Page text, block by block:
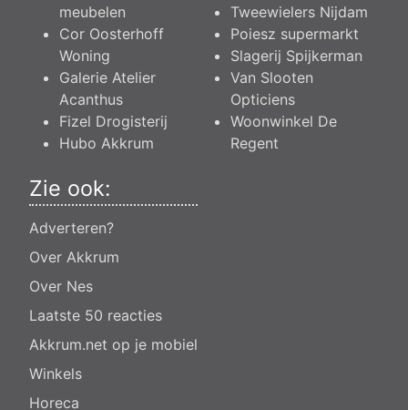
meubelen
Cor Oosterhoff
Woning
Galerie Atelier
Acanthus
Fizel Drogisterij
Hubo Akkrum
Tweewielers Nijdam
Poiesz supermarkt
Slagerij Spijkerman
Van Slooten
Opticiens
Woonwinkel De
Regent
Zie ook:
Adverteren?
Over Akkrum
Over Nes
Laatste 50 reacties
Akkrum.net op je mobiel
Winkels
Horeca